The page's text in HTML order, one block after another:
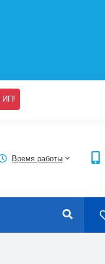
ИП!
Время работы